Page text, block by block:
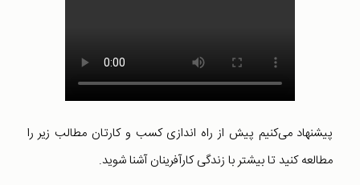
پیشنهاد می‌کنیم پیش از راه اندازی کسب و کارتان مطالب زیر را
مطالعه کنید تا بیشتر با زندگی کارآفرینان آشنا شوید.